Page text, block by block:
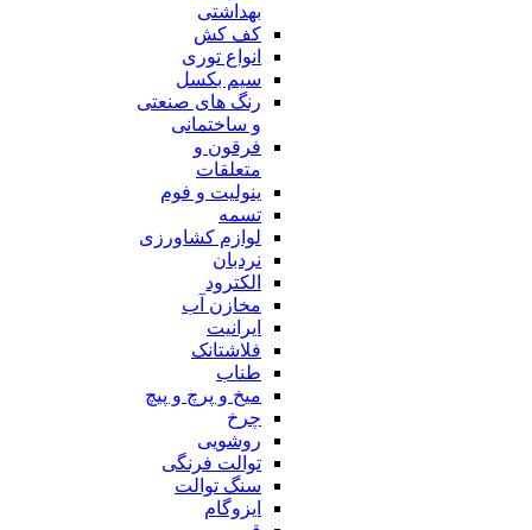
بهداشتی
کف کش
انواع توری
سیم بکسل
رنگ های صنعتی
و ساختمانی
فرقون و
متعلقات
ینولیت و فوم
تسمه
لوازم کشاورزی
نردبان
الکترود
مخازن آب
ایرانیت
فلاشتانک
طناب
میخ و پرچ و پیچ
چرخ
روشویی
توالت فرنگی
سنگ توالت
ایزوگام